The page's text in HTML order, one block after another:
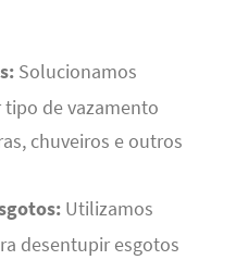
Solucionamos
de vazamento
chuveiros e outros
Utilizamos
desentupir esgotos